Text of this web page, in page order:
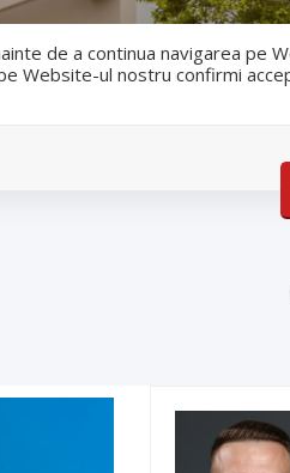
de a continua navigarea pe
Website-ul nostru confirmi
info@romanescu.md